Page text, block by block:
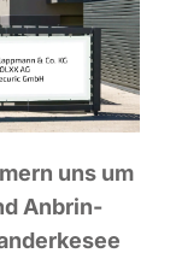
uns um
Anbrin­